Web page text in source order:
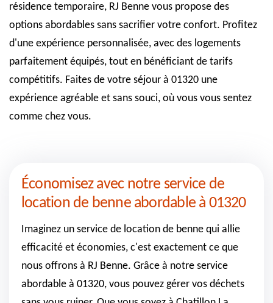
résidence temporaire, RJ Benne vous propose des
options abordables sans sacrifier votre confort. Profitez
d'une expérience personnalisée, avec des logements
parfaitement équipés, tout en bénéficiant de tarifs
compétitifs. Faites de votre séjour à 01320 une
expérience agréable et sans souci, où vous vous sentez
comme chez vous.
Économisez avec notre service de
location de benne abordable à 01320
Imaginez un service de location de benne qui allie
efficacité et économies, c'est exactement ce que
nous offrons à RJ Benne. Grâce à notre service
abordable à 01320, vous pouvez gérer vos déchets